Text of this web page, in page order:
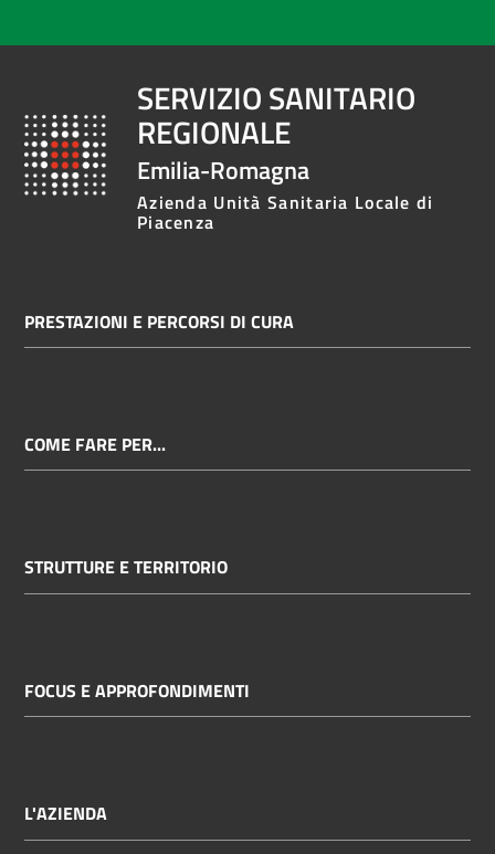
SERVIZIO SANITARIO
REGIONALE
Emilia-Romagna
Azienda Unità Sanitaria Locale di
Piacenza
PRESTAZIONI E PERCORSI DI CURA
COME FARE PER...
STRUTTURE E TERRITORIO
FOCUS E APPROFONDIMENTI
L'AZIENDA